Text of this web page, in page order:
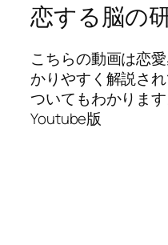
恋する脳の
こちらの動画は恋
かりやすく解説さ
ついてもわかります
Youtube版